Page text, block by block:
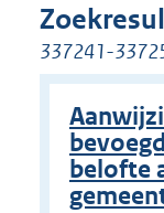
337241-
belofte